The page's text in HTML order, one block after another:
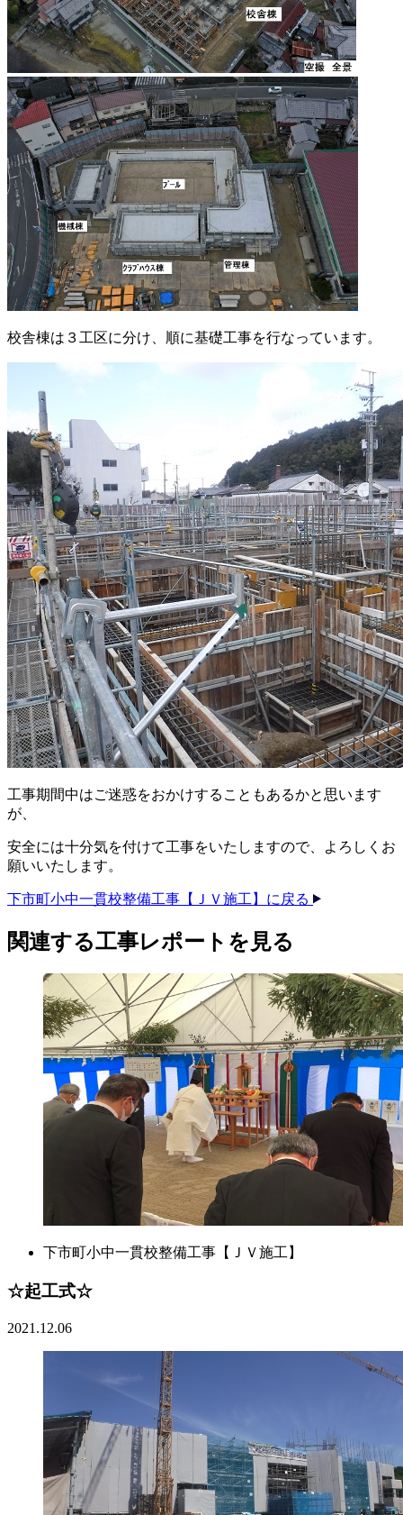
校舎棟は３工区に分け、順に基礎工事を行なっています。
工事期間中はご迷惑をおかけすることもあるかと思います
が、
安全には十分気を付けて工事をいたしますので、よろしくお
願いいたします。
下市町小中一貫校整備工事【ＪＶ施工】に戻る
関連する​工事レポートを​見る​
下市町小中一貫校整備工事【ＪＶ施工】
☆起工式☆
2021.12.06